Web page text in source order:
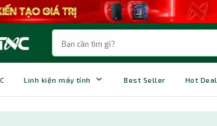
Linh kiện máy tính Best Seller Hot Deal